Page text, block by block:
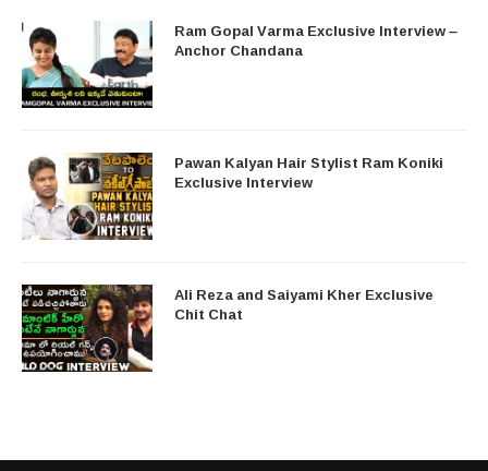
Ram Gopal Varma Exclusive Interview –
Anchor Chandana
Pawan Kalyan Hair Stylist Ram Koniki
Exclusive Interview
Ali Reza and Saiyami Kher Exclusive
Chit Chat